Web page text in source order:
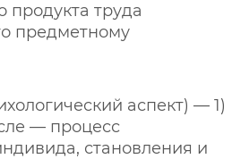
продукта труда
предметному
аспект) — 1)
— процесс
становления и